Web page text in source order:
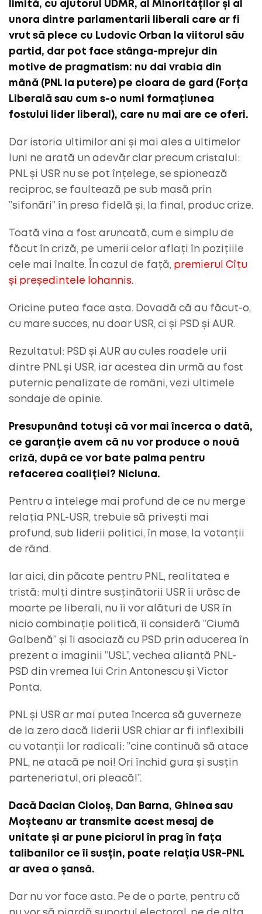
limită, cu ajutorul UDMR, al Minorităților și al
unora dintre parlamentarii liberali care ar fi
vrut să plece cu Ludovic Orban la viitorul său
partid, dar pot face stânga-mprejur din
motive de pragmatism: nu dai vrabia din
mână (PNL la putere) pe cioara de gard (Forța
Liberală sau cum s-o numi formațiunea
fostului lider liberal), care nu mai are ce oferi.
Dar istoria ultimilor ani și mai ales a ultimelor
luni ne arată un adevăr clar precum cristalul:
PNL și USR nu se pot înțelege, se spionează
reciproc, se faultează pe sub masă prin
”sifonări” în presa fidelă și, la final, produc crize.
Toată vina a fost aruncată, cum e simplu de
făcut în criză, pe umerii celor aflați în pozițiile
cele mai înalte. În cazul de față, premierul Cîțu
și președintele Iohannis.
Oricine putea face asta. Dovadă că au făcut-o,
cu mare succes, nu doar USR, ci și PSD și AUR.
Rezultatul: PSD și AUR au cules roadele urii
dintre PNL și USR, iar acestea din urmă au fost
puternic penalizate de români, vezi ultimele
sondaje de opinie.
Presupunând totuși că vor mai încerca o dată,
ce garanție avem că nu vor produce o nouă
criză, după ce vor bate palma pentru
refacerea coaliției? Niciuna.
Pentru a înțelege mai profund de ce nu merge
relația PNL-USR, trebuie să privești mai
profund, sub liderii politici, în mase, la votanții
de rând.
Iar aici, din păcate pentru PNL, realitatea e
tristă: mulți dintre susținătorii USR îi urăsc de
moarte pe liberali, nu îi vor alături de USR în
nicio combinație politică, îi consideră ”Ciumă
Galbenă” și îi asociază cu PSD prin aducerea în
prezent a imaginii ”USL”, vechea alianță PNL-
PSD din vremea lui Crin Antonescu și Victor
Ponta.
PNL și USR ar mai putea încerca să guverneze
de la zero dacă liderii USR chiar ar fi inflexibili
cu votanții lor radicali: ”cine continuă să atace
PNL, ne atacă pe noi! Ori închid gura și susțin
parteneriatul, ori pleacă!”.
Dacă Dacian Cioloș, Dan Barna, Ghinea sau
Moșteanu ar transmite acest mesaj de
unitate și ar pune piciorul în prag în fața
talibanilor ce îi susțin, poate relația USR-PNL
ar avea o șansă.
Dar nu vor face asta. Pe de o parte, pentru că